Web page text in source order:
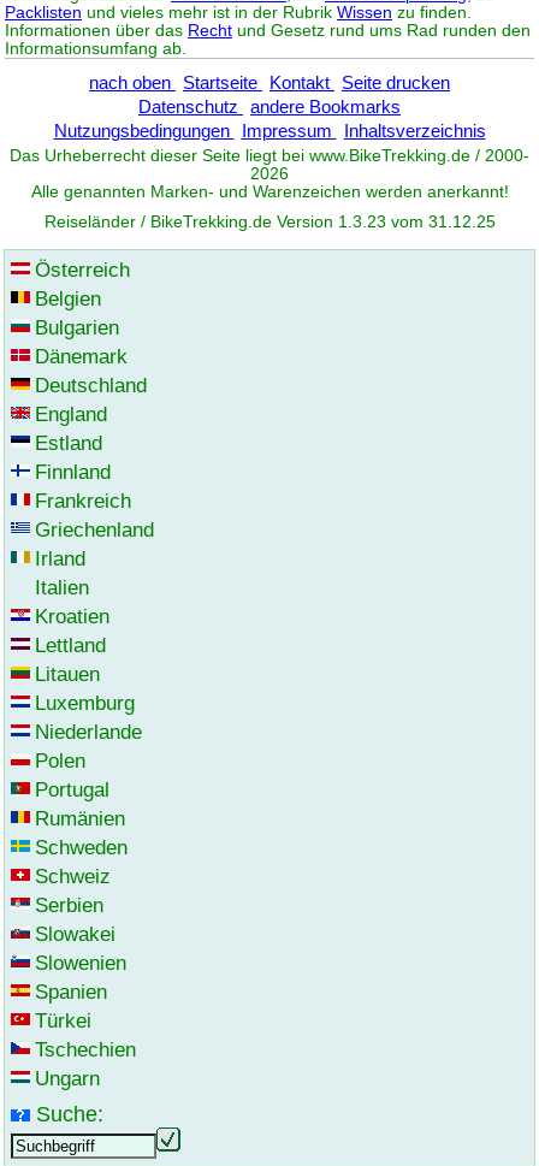
Packlisten und vieles mehr ist in der Rubrik Wissen zu finden.
Informationen über das Recht und Gesetz rund ums Rad runden den
Informationsumfang ab.
nach oben Startseite Kontakt
Seite drucken
Datenschutz
andere Bookmarks
Nutzungsbedingungen
Impressum Inhaltsverzeichnis
Das Urheberrecht dieser Seite liegt bei www. BikeTrekking.de / 2000-
2026
Alle genannten Marken- und Warenzeichen werden anerkannt!
Reiseländer / BikeTrekking.de Version 1.3.23 vom 31.12.25
Österreich
Belgien
Bulgarien
Dänemark
Deutschland
England
Estland
Finnland
Frankreich
Griechenland
Irland
Italien
Kroatien
Lettland
Litauen
Luxemburg
Niederlande
Polen
Portugal
Rumänien
Schweden
Schweiz
Serbien
Slowakei
Slowenien
Spanien
Türkei
Tschechien
Ungarn
Suche: